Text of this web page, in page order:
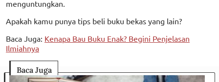
menguntungkan.
Apakah kamu punya tips beli buku bekas yang lain?
Baca Juga: Kenapa Bau Buku Enak? Begini Penjelasan
Ilmiahnya
Baca Juga